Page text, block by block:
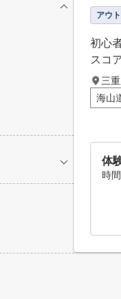
アウ
初心
スコ
三
海山
体
時